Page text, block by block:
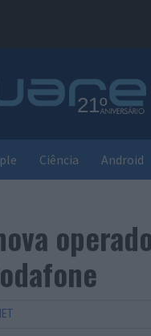
Ciência Android